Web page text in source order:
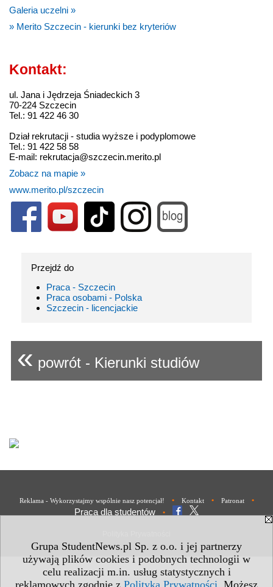
Grupa StudentNews.pl Sp. z o.o. i jej partnerzy
używają plików cookies i podobnych technologii w
celu realizacji m.in. usług statystycznych i
reklamowych zgodnie z Polityką Prywatności . Możesz
Galeria uczelni »
» Merito Szczecin - kierunki bez kryteriów
Kontakt:
ul. Jana i Jędrzeja Śniadeckich 3
70-224 Szczecin
Tel.: 91 422 46 30
Dział rekrutacji - studia wyższe i podyplomowe
Tel.: 91 422 58 58
E-mail: rekrutacja@szczecin.merito.pl
Zobacz na mapie »
www.merito.pl/szczecin
Przejdź do
Praca - Szczecin
Praca osobami - Polska
Szczecin - licencjackie
« powrót - Kierunki studiów
Reklama - Wykorzystajmy wspólnie nasz potencjał! • Kontakt • Patronat •
Praca dla studentów •